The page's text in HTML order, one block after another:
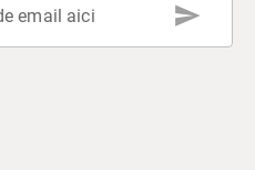
email aici send